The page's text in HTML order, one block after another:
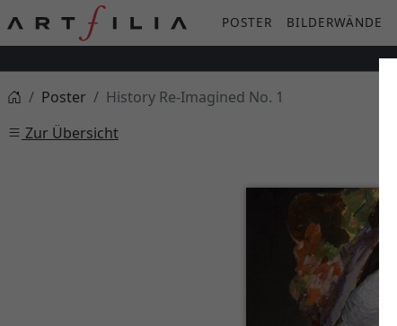
POSTER BILDERWÄNDE
Poster
History Re-Imagined No. 1
Zur Übersicht